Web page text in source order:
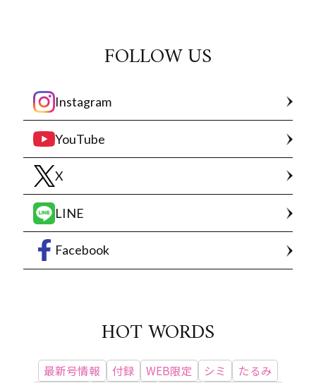
FOLLOW US
Instagram
YouTube
X
LINE
Facebook
HOT WORDS
最新号情報 付録 WEB限定 シミ
たるみ